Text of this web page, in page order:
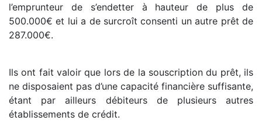
l’emprunteur de s’endetter à hauteur de plus de
500.000€ et lui a de surcroît consenti un autre prêt de
287.000€.
Ils ont fait valoir que lors de la souscription du prêt, ils
ne disposaient pas d’une capacité financière suffisante,
étant par ailleurs débiteurs de plusieurs autres
établissements de crédit.